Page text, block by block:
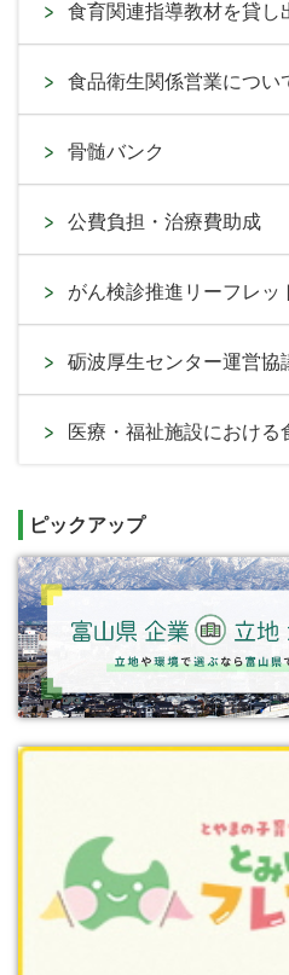
食育関連指導教材を貸し
食品衛生関係営業につい
骨髄バンク
公費負担・治療費助成
がん検診推進リーフレッ
砺波厚生センター運営協
医療・福祉施設における
ピックアップ